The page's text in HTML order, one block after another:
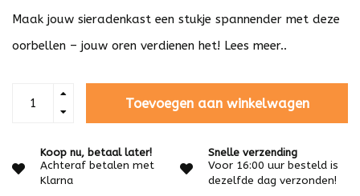
Maak jouw sieradenkast een stukje spannender met deze
oorbellen – jouw oren verdienen het! Lees meer..
Toevoegen aan winkelwagen
Koop nu, betaal later!
Achteraf betalen met
Klarna
Snelle verzending
Voor 16:00 uur besteld is
dezelfde dag verzonden!